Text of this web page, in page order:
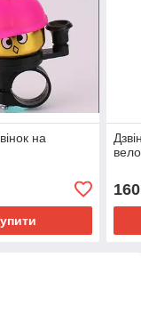
на
160